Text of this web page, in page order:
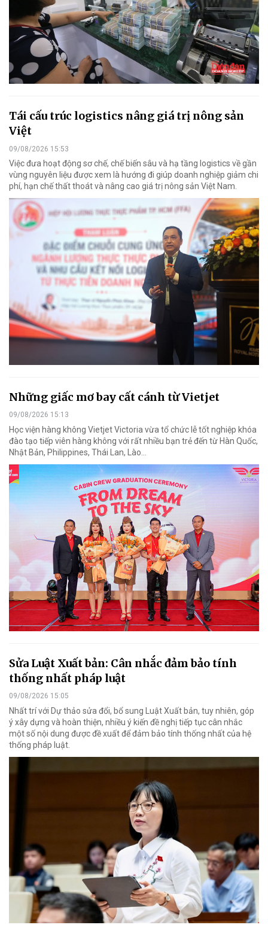
Tái cấu trúc logistics nâng giá trị nông sản
Việt
09/08/2026 15:53
Việc đưa hoạt động sơ chế, chế biến sâu và hạ tầng logistics về gần
vùng nguyên liệu được xem là hướng đi giúp doanh nghiệp giảm chi
phí, hạn chế thất thoát và nâng cao giá trị nông sản Việt Nam.
Những giấc mơ bay cất cánh từ Vietjet
09/08/2026 15:13
Học viện hàng không Vietjet Victoria vừa tổ chức lễ tốt nghiệp khóa
đào tạo tiếp viên hàng không với rất nhiều bạn trẻ đến từ Hàn Quốc,
Nhật Bản, Philippines, Thái Lan, Lào…
Sửa Luật Xuất bản: Cân nhắc đảm bảo tính
thống nhất pháp luật
09/08/2026 15:05
Nhất trí với Dự thảo sửa đổi, bổ sung Luật Xuất bản, tuy nhiên, góp
ý xây dựng và hoàn thiện, nhiều ý kiến đề nghị tiếp tục cân nhắc
một số nội dung được đề xuất để đảm bảo tính thống nhất của hệ
thống pháp luật.